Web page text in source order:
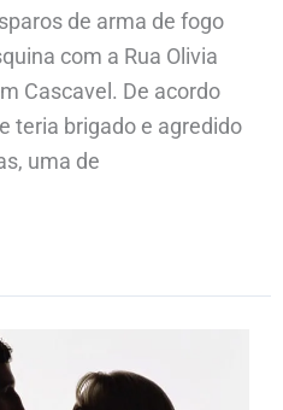
de arma de fogo
com a Rua Olivia
Cascavel. De acordo
teria brigado e agredido
uma de